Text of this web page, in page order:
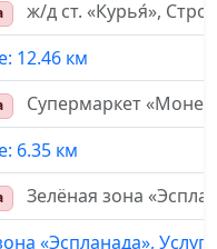
ж/д ст. «Курья́»,
12.46 км
Супермаркет
6.35 км
Зелёная зона
«Эспланада»,